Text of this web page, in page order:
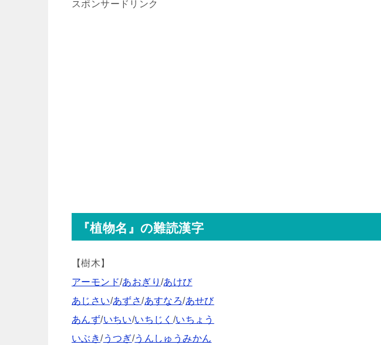
スポンサードリンク
『植物名』の難読漢字
【樹木】
アーモンド/あおぎり/あけび
あじさい/あずさ/あすなろ/あせび
あんず/いちい/いちじく /いちょう
いぶき/うつぎ/うんしゅうみかん